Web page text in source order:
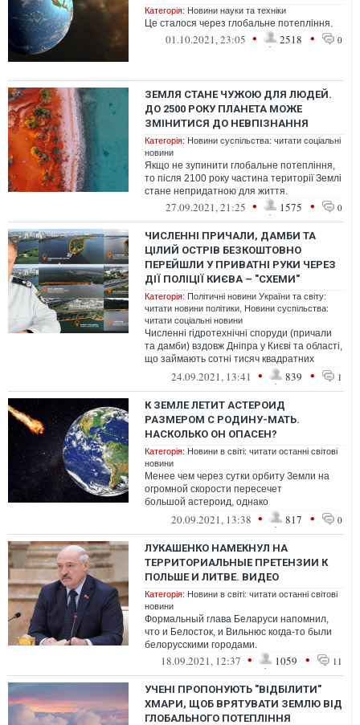
Категорія: Новини науки та техніки
Це сталося через глобальне потепління.
01.10.2021, 23:05 • 2518 • 0
ЗЕМЛЯ СТАНЕ ЧУЖОЮ ДЛЯ ЛЮДЕЙ.
ДО 2500 РОКУ ПЛАНЕТА МОЖЕ
ЗМІНИТИСЯ ДО НЕВПІЗНАННЯ
Категорія: Новини суспільства: читати соціальні
новини
Якщо не зупинити глобальне потепління,
то після 2100 року частина території Землі
стане непридатною для життя.
27.09.2021, 21:25 • 1575 • 0
ЧИСЛЕННІ ПРИЧАЛИ, ДАМБИ ТА
ЦІЛИЙ ОСТРІВ БЕЗКОШТОВНО
ПЕРЕЙШЛИ У ПРИВАТНІ РУКИ ЧЕРЕЗ
ДІЇ ПОЛІЦІЇ КИЄВА – "СХЕМИ"
Категорія: Політичні новини України та світу:
читати новини політики Новини суспільства:
читати соціальні новини
Численні гідротехнічні споруди (причали
та дамби) вздовж Дніпра у Києві та області,
що займають сотні тисяч квадратних
метрів, безкоштовно привласнив ...
24.09.2021, 13:41 • 839 • 1
К ЗЕМЛЕ ЛЕТИТ АСТЕРОИД
РАЗМЕРОМ С РОДИНУ-МАТЬ.
НАСКОЛЬКО ОН ОПАСЕН?
Категорія: Новини в світі: читати останні світові
новини
Менее чем через сутки орбиту Земли на
огромной скорости пересечет
большой астероид, однако
предварительно угрозы для
существования землян он не предст...
20.09.2021, 13:38 • 817 • 0
ЛУКАШЕНКО НАМЕКНУЛ НА
ТЕРРИТОРИАЛЬНЫЕ ПРЕТЕНЗИИ К
ПОЛЬШЕ И ЛИТВЕ. ВИДЕО
Категорія: Новини в світі: читати останні світові
новини
Формальный глава Беларуси напомнил,
что и Белосток, и Вильнюс когда-то были
белорусскими городами.
18.09.2021, 12:37 • 1059 • 11
УЧЕНІ ПРОПОНУЮТЬ "ВІДБІЛИТИ"
ХМАРИ, ЩОБ ВРЯТУВАТИ ЗЕМЛЮ ВІД
ГЛОБАЛЬНОГО ПОТЕПЛІННЯ